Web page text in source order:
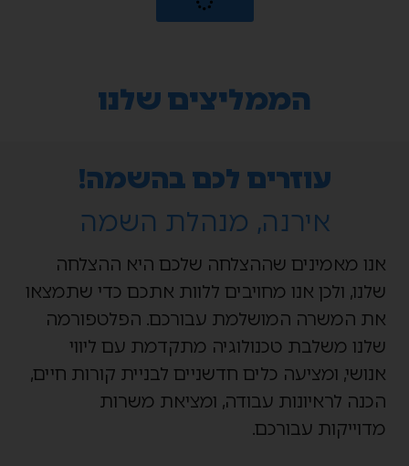
הממליצים שלנו
עוזרים לכם בהשמה!
אירנה, מנהלת השמה
אנו מאמינים שההצלחה שלכם היא ההצלחה
שלנו, ולכן אנו מחויבים ללוות אתכם כדי שתמצאו
את המשרה המושלמת עבורכם. הפלטפורמה
שלנו משלבת טכנולוגיה מתקדמת עם ליווי
אנושי, ומציעה כלים חדשניים לבניית קורות חיים,
הכנה לראיונות עבודה, ומציאת משרות
מדוייקות עבורכם.